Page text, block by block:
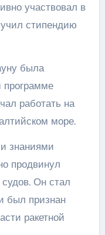
участвовал в
стипендию
была
программе
работать на
море.
знаниями
продвинул
Он стал
был признан
ракетной